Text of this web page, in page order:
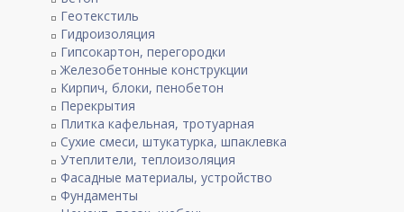
Геотекстиль
Гидроизоляция
Гипсокартон, перегородки
Железобетонные конструкции
Кирпич, блоки, пенобетон
Перекрытия
Плитка кафельная, тротуарная
Сухие смеси, штукатурка, шпаклевка
Утеплители, теплоизоляция
Фасадные материалы, устройство
Фундаменты